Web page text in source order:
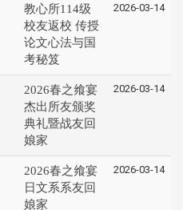
教心所114级
校友返校 传授
论文心法与国
考秘笈
2026-03-14
2026春之飨宴
杰出所友颁奖
典礼暨战友回
娘家
2026-03-14
2026春之飨宴
日文系系友回
娘家
2026-03-14